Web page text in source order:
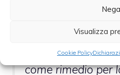
Nega
Visualizza
Cookie Policy
benefiche:
delle popolazioni
quella ayurvedica
come rimedio per